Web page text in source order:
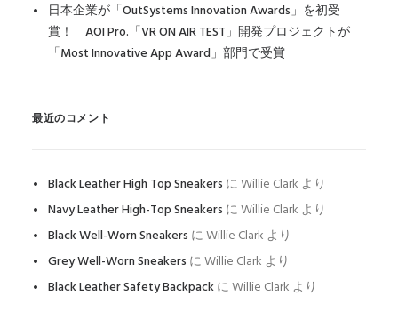
日本企業が「OutSystems Innovation Awards」を初受
賞！ AOI Pro.「VR ON AIR TEST」開発プロジェクトが
「Most Innovative App Award」部門で受賞
最近のコメント
Black Leather High Top Sneakers にWillie Clark より
Navy Leather High-Top Sneakers にWillie Clark より
Black Well-Worn Sneakers にWillie Clark より
Grey Well-Worn Sneakers にWillie Clark より
Black Leather Safety BackpackにWillie Clark より